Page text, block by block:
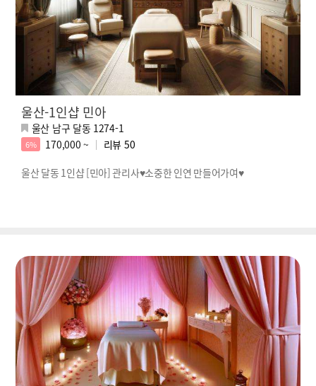
울산-1인샵 민아
울산 남구 달동 1274-1
6% 170,000 ~ 리뷰 50
울산 달동 1인샵 [민아] 관리사♥소중한 인연 만들어가여♥